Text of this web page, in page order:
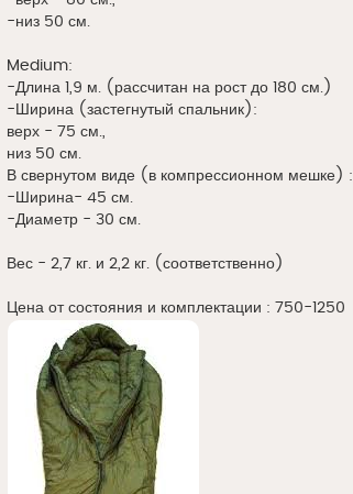
-низ 50 см.
Medium:
-Длина 1,9 м. (рассчитан на рост до 180 см.)
-Ширина (застегнутый спальник):
верх - 75 см.,
низ 50 см.
В свернутом виде (в компрессионном мешке) :
-Ширина- 45 см.
-Диаметр - 30 см.
Вес - 2,7 кг. и 2,2 кг. (соответственно)
Цена от состояния и комплектации : 750-1250